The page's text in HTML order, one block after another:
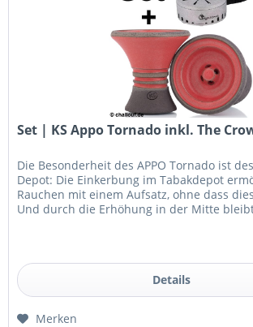
Set | KS Appo Tornado inkl. The
Die Besonderheit des APPO Tornado ist
Depot: Die Einkerbung im Tabakdepot
Rauchen mit einem Aufsatz, ohne dass
Und durch die Erhöhung in der Mitte
Details
Merken